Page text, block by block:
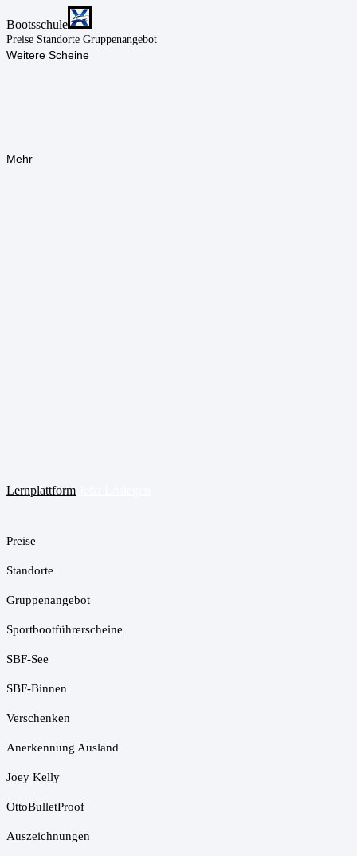
Bootsschule
Preise Standorte Gruppenangebot
Weitere Scheine
Mehr
Lernplattform
Preise
Standorte
Gruppenangebot
Sportbootführerscheine
SBF-See
SBF-Binnen
Verschenken
Anerkennung Ausland
Joey Kelly
OttoBulletProof
Auszeichnungen